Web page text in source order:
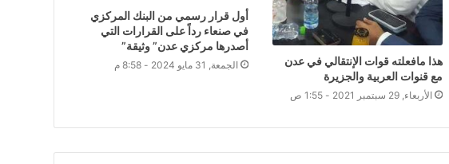
هذا مافعلته قوات الإنتقالي في عدن
مع قنوات العربية والجزيرة
الأربعاء, 29 سبتمبر 2021 - 1:55 ص
أول قرار رسمي من البنك المركزي
في صنعاء رداً على القرارات التي
أصدرها مركزي عدن” وثيقة”
الجمعة, 31 مايو 2024 - 8:58 م